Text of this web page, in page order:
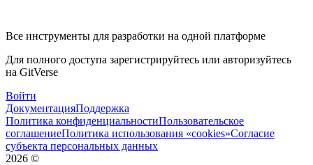
Все инструменты для разработки на одной платформе
Для полного доступа зарегистрируйтесь или авторизуйтесь
на GitVerse
Войти
ДокументацияПоддержка
Политика конфиденциальностиПользовательское
соглашениеПолитика использования «cookies»Согласие
субъекта персональных данных
2026 ©